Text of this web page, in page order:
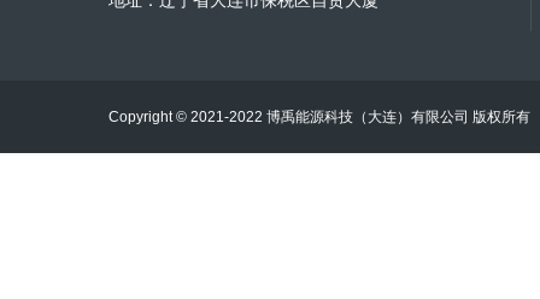
Copyright © 2021-2022 博禹能源科技（大连）有限公司 版权所